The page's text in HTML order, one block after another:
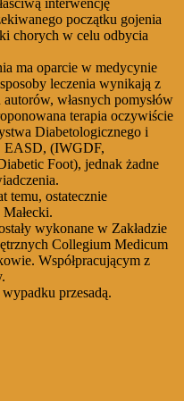
interwencję
początku gojenia
chorych w celu odbycia
ma oparcie w medycynie
leczenia wynikają z
własnych pomysłów
terapia oczywiście
Diabetologicznego i
EASD, (IWGDF,
Foot), jednak żadne
temu, ostatecznie
wykonane w Zakładzie
Collegium Medicum
Współpracującym z
przesadą.